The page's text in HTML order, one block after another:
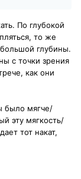
По глубокой
то же
глубины.
с точки зрения
как они
было мягче/
эту мягкость/
тот накат,